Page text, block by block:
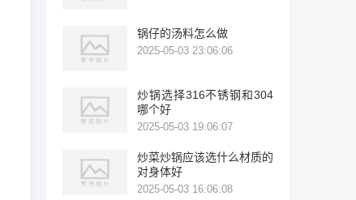
锅仔的汤料怎么做
2025-05-03 23:06:06
炒锅选择316不锈钢和304
哪个好
2025-05-03 19:06:07
炒菜炒锅应该选什么材质的
对身体好
2025-05-03 16:06:08